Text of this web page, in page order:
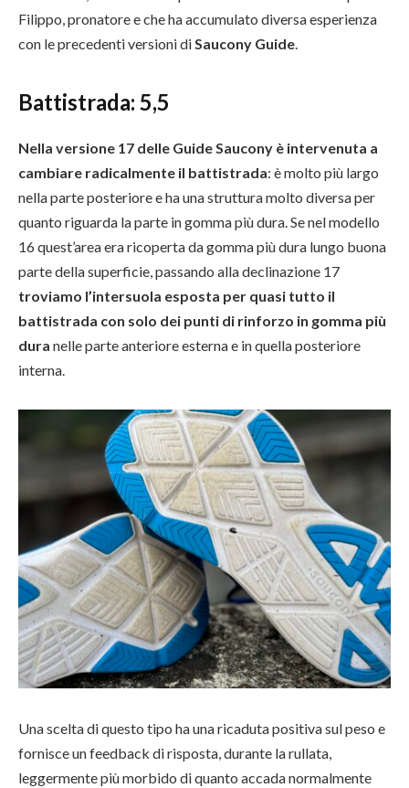
Filippo, pronatore e che ha accumulato diversa esperienza
con le precedenti versioni diSaucony Guide.
Battistrada: 5,5
Nella versione 17 delle Guide Saucony è intervenuta a
cambiare radicalmente il battistrada: è molto più largo
nella parte posteriore e ha una struttura molto diversa per
quanto riguarda la parte in gomma più dura. Se nel modello
16 quest’area era ricoperta da gomma più dura lungo buona
parte della superficie, passando alla declinazione 17
troviamo l’intersuola esposta per quasi tutto il
battistrada con solo dei punti di rinforzo in gomma più
dura nelle parte anteriore esterna e in quella posteriore
interna.
Una scelta di questo tipo ha una ricaduta positiva sul peso e
fornisce un feedback di risposta, durante la rullata,
leggermente più morbido di quanto accada normalmente